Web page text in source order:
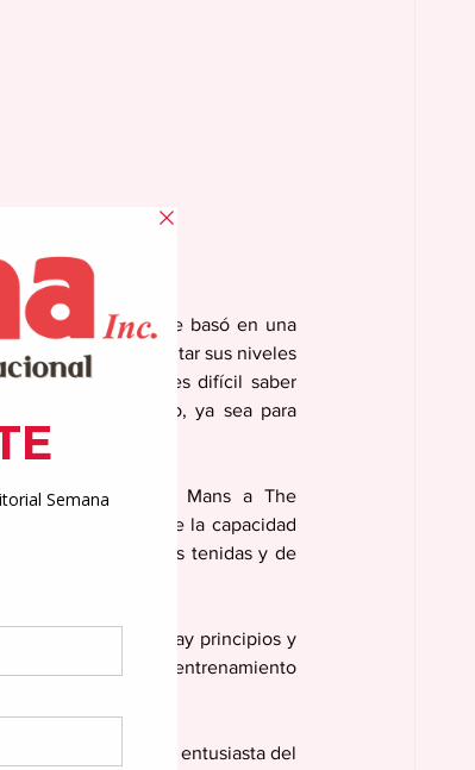
Hosie, quien se basó en una
de desear aumentar sus niveles
Sin embargo, es difícil saber
físico, ya sea para
personal Tom Mans a The
última instancia de la capacidad
las lesiones tenidas y de
para todos, sí hay principios y
un régimen de entrenamiento
menos que seas un entusiasta del